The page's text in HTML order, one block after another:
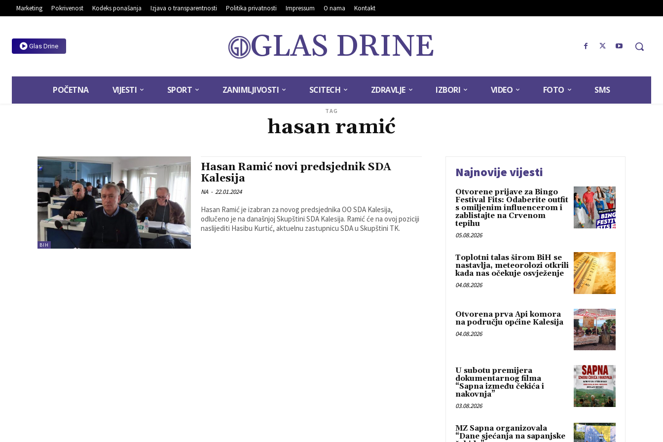
Marketing Pokrivenost Kodeks ponašanja Izjava o transparentnosti Politika privatnosti Impressum O nama Kontakt
Glas Drine GLAS DRINE
POČETNA VIJESTI SPORT ZANIMLJIVOSTI SCITECH ZDRAVLJE IZBORI VIDEO FOTO SMS
TAG
hasan ramić
BIH
Hasan Ramić novi predsjednik SDA
Kalesija
NA - 22.01.2024
Hasan Ramić je izabran za novog predsjednika OO SDA Kalesija,
odlučeno je na današnjoj Skupštini SDA Kalesija. Ramić će na ovoj poziciji
naslijediti Hasibu Kurtić, aktuelnu zastupnicu SDA u Skupštini TK.
Najnovije vijesti
Otvorene prijave za Bingo
Festival Fits: Odaberite outfit
s omiljenim influencerom i
zablistajte na Crvenom
tepihu
05.08.2026
Toplotni talas širom BiH se
nastavlja, meteorolozi otkrili
kada nas očekuje osvježenje
04.08.2026
Otvorena prva Api komora
na području općine Kalesija
04.08.2026
U subotu premijera
dokumentarnog filma
“Sapna između čekića i
nakovnja”
03.08.2026
MZ Sapna organizovala
“Dane sjećanja na sapanjske